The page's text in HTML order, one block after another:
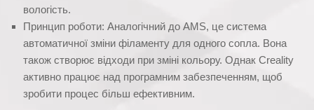
вологість.
Принцип роботи: Аналогічний до AMS, це система
автоматичної зміни філаменту для одного сопла. Вона
також створює відходи при зміні кольору. Однак Creality
активно працює над програмним забезпеченням, щоб
зробити процес більш ефективним.